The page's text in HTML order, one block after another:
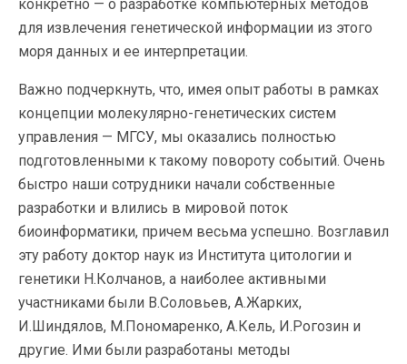
конкретно — о разработке компьютерных методов
для извлечения генетической информации из этого
моря данных и ее интерпретации.
Важно подчеркнуть, что, имея опыт работы в рамках
концепции молекулярно-генетических систем
управления — МГСУ, мы оказались полностью
подготовленными к такому повороту событий. Очень
быстро наши сотрудники начали собственные
разработки и влились в мировой поток
биоинформатики, причем весьма успешно. Возглавил
эту работу доктор наук из Института цитологии и
генетики Н.Колчанов, а наиболее активными
участниками были В.Соловьев, А.Жарких,
И.Шиндялов, М.Пономаренко, А.Кель, И.Рогозин и
другие. Ими были разработаны методы